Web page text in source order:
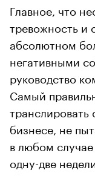
Главное, что
тревожность и
абсолютном
негативными
руководство
Самый
бизнесе, не
в любом
одну-две